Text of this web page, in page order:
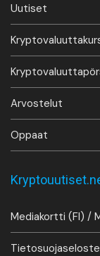
Uutiset
Arvostelut
Oppaat
Mediakortti (FI) /